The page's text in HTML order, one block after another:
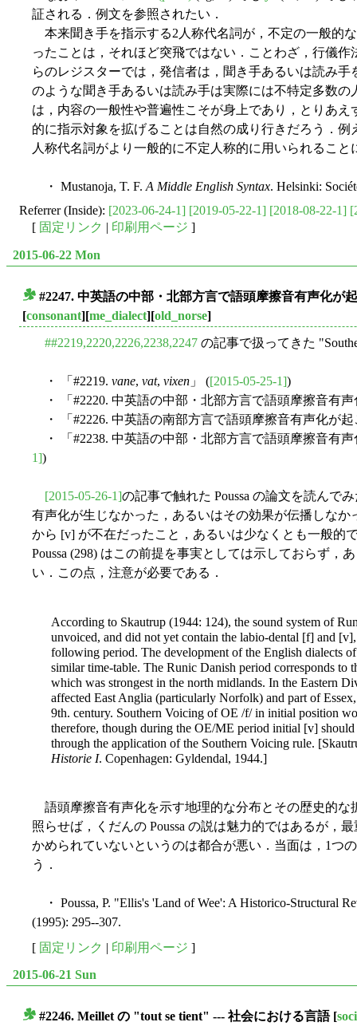
証される．例文を参照されたい．
本来聞き手を指示する2人称代名詞が，不定の一般的
ったことは，それほど突飛ではない．ことわざ，行儀
らのレジスターでは，発信者は，聞き手あるいは読み
のような聞き手あるいは読み手は実際には不特定多数
は，内容の一般性や普遍性こそが身上であり，とりあ
的に指示対象を拡げることは自然の成り行きだろう．
人称代名詞がより一般的に不定人称的に用いられるこ
・ Mustanoja, T. F. A Middle English Syntax. Helsinki:
Referrer (Inside): [2023-06-24-1] [2019-05-22-1] [2018-08-22-1]
[ 固定リンク | 印刷用ページ ]
2015-06-22 Mon
#2247. 中英語の中部・北部方言で語頭摩擦音有声化が
[consonant][me_dialect][old_norse]
##2219,2220,2226,2238,2247 の記事で扱ってきた
・ 「#2219. vane, vat, vixen 」 ([2015-05-25-1])
・ 「#2220. 中英語の中部・北部方言で語頭摩擦音有
・ 「#2226. 中英語の南部方言で語頭摩擦音有声化が
・ 「#2238. 中英語の中部・北部方言で語頭摩擦音有
1])
[2015-05-26-1]の記事で触れた Poussa の論文を読んで
有声化が生じなかった，あるいはその効果が伝播しな
から [v] が不在だったこと，あるいは少なくとも一般的
Poussa (298) はこの前提を事実としては示しておらず，
い．この点，注意が必要である．
According to Skautrup (1944: 124), the sound system of
unvoiced, and did not yet contain the labio-dental [f] and
following period. The development of the English dialects
similar time-table. The Runic Danish period corresponds to
which was strongest in the north midlands. In the Eastern
affected East Anglia (particularly Norfolk) and part of
9th. century. Southern Voicing of OE /f/ in initial position
therefore, though during the OE/ME period initial [v]
through the application of the Southern Voicing rule.
Historie I. Copenhagen: Gyldendal, 1944.]
語頭摩擦音有声化を示す地理的な分布とその歴史的な
照らせば，くだんの Poussa の説は魅力的ではあるが，
かめられていないというのは都合が悪い．当面は，1つ
う．
・ Poussa, P. "Ellis's 'Land of Wee': A Historico-Structural
(1995): 295--307.
[ 固定リンク | 印刷用ページ ]
2015-06-21 Sun
#2246. Meillet の "tout se tient" --- 社会における言語[